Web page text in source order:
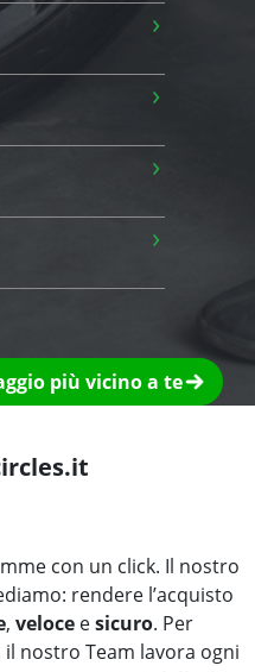
›
›
›
›
più vicino a te
con un click. Il nostro
rendere l’acquisto
, veloce esicuro. Per
nostro Team lavora ogni